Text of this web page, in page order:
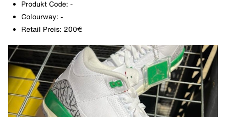
Produkt Code: -
Colourway: -
Retail Preis: 200€